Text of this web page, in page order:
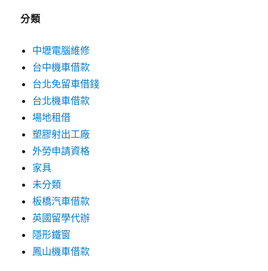
分類
中壢電腦維修
台中機車借款
台北免留車借錢
台北機車借款
場地租借
塑膠射出工廠
外勞申請資格
家具
未分類
板橋汽車借款
英國留學代辦
隱形鐵窗
鳳山機車借款